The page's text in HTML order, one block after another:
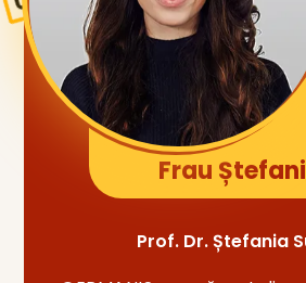
Frau
Prof. Dr. Ștefania